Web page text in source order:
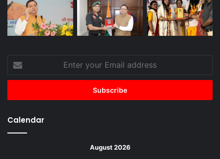
your
Email
Calendar
August 2026